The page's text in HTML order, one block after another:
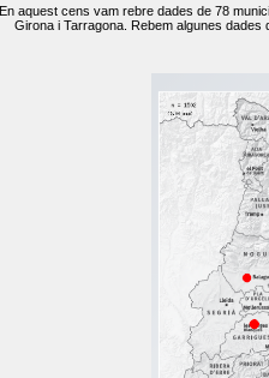
En aquest cens vam rebre dades de 78
Girona i Tarragona. Rebem algunes